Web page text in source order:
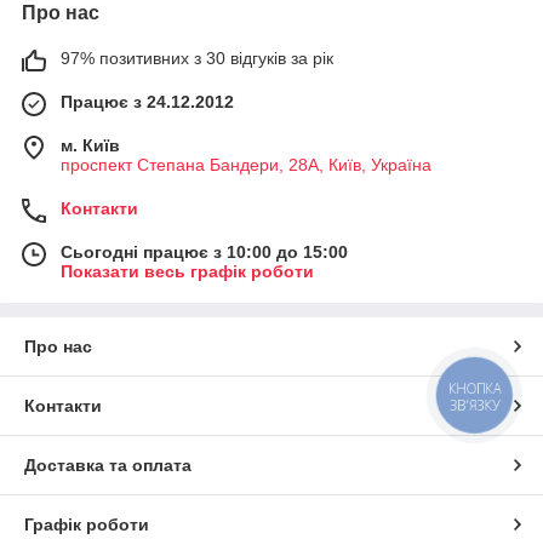
Про нас
97% позитивних з 30 відгуків за рік
Працює з 24.12.2012
м. Київ
проспект Степана Бандери, 28А, Київ, Україна
Контакти
Сьогодні працює з 10:00 до 15:00
Показати весь графік роботи
Про нас
Контакти
Доставка та оплата
Графік роботи
КНОПКА
ЗВ'ЯЗКУ